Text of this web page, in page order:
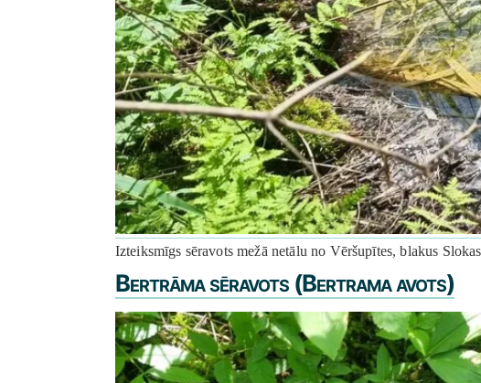
Izteiksmīgs sēravots mežā netālu no Vēršupītes, blakus
Bertrāma sēravots (Bertrama avots)